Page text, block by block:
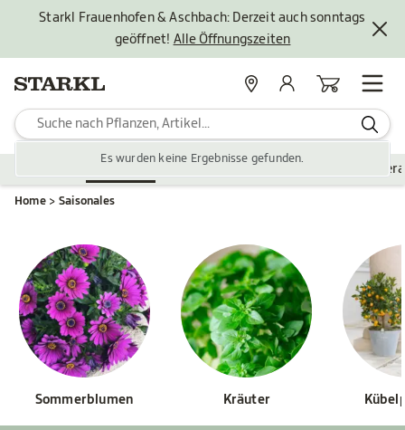
Starkl Frauenhofen & Aschbach: Derzeit auch sonntags
geöffnet! Alle Öffnungszeiten
Es wurden keine Ergebnisse gefunden.
StandorteMein KontoWarenkorb
Zubehör Gartengestaltung
Home Saisonales
Sommerblumen Kräuter